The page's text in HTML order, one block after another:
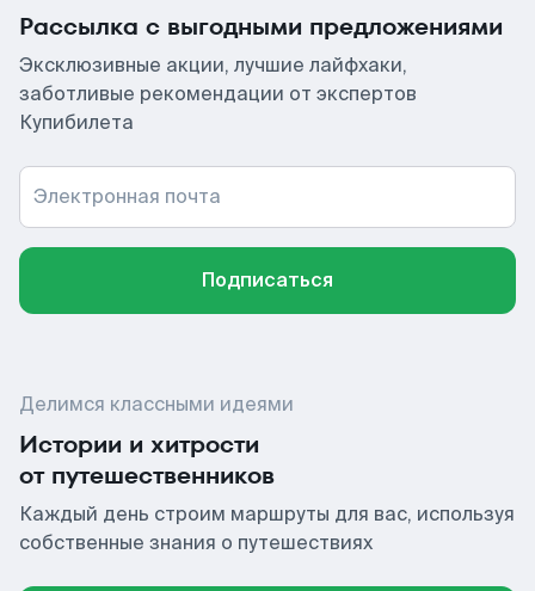
Рассылка с выгодными предложениями
Эксклюзивные акции, лучшие лайфхаки,
заботливые рекомендации от экспертов
Купибилета
Электронная почта
Подписаться
Делимся классными идеями
Истории и хитрости
от путешественников
Каждый день строим маршруты для вас, используя
собственные знания о путешествиях